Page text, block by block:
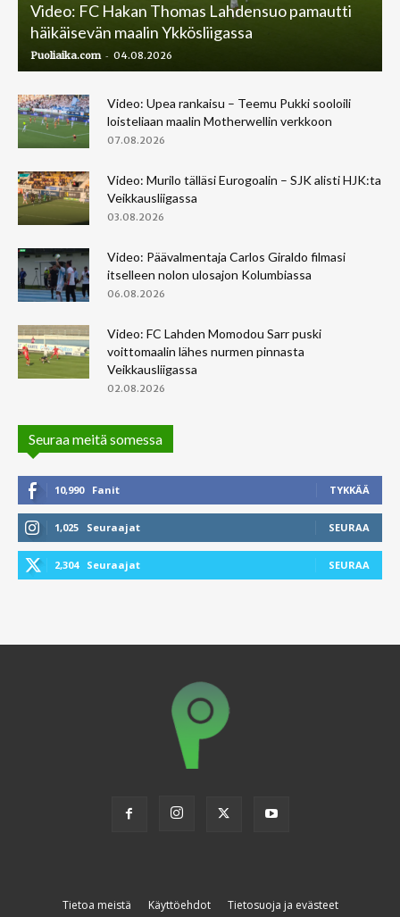
Video: FC Hakan Thomas Lahdensuo pamautti
häikäisevän maalin Ykkösliigassa
Puoliaika.com - 04.08.2026
Video: Upea rankaisu – Teemu Pukki sooloili
loisteliaan maalin Motherwellin verkkoon
07.08.2026
Video: Murilo tälläsi Eurogoalin – SJK alisti HJK:ta
Veikkausliigassa
03.08.2026
Video: Päävalmentaja Carlos Giraldo filmasi
itselleen nolon ulosajon Kolumbiassa
06.08.2026
Video: FC Lahden Momodou Sarr puski
voittomaalin lähes nurmen pinnasta
Veikkausliigassa
02.08.2026
Seuraa meitä somessa
10,990 Fanit TYKKÄÄ
1,025 Seuraajat SEURAA
2,304 Seuraajat SEURAA
Tietoa meistä Käyttöehdot Tietosuoja ja evästeet